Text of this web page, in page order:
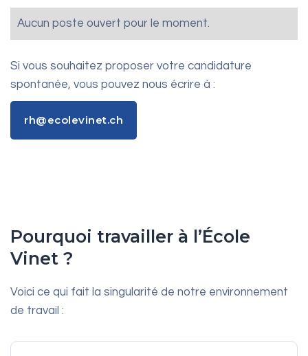
Aucun poste ouvert pour le moment.
Si vous souhaitez proposer votre candidature
spontanée, vous pouvez nous écrire à :
rh@ecolevinet.ch
rh@ecolevinet.ch
Pourquoi travailler à l’École
Vinet ?
Voici ce qui fait la singularité de notre environnement
de travail :